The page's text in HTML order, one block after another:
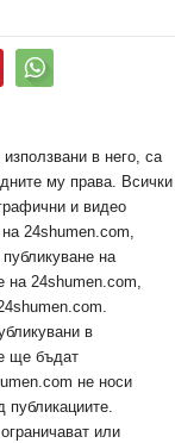
в него, са
му права. Всички
и видео
24shumen.com,
на
на 24shumen.com,
в
ще бъдат
не носи
публикациите.
или